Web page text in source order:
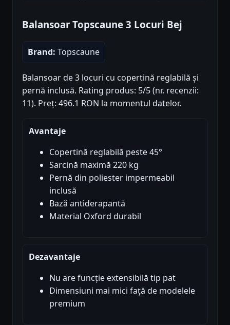
Balansoar Topscaune 3 Locuri Bej
Brand: Topscaune
Balansoar de 3 locuri cu copertină reglabilă și
pernă inclusă. Rating produs: 5/5 (nr. recenzii:
11). Preț: 496.1 RON la momentul datelor.
Avantaje
Copertină reglabilă peste 45°
Sarcină maximă 220 kg
Pernă din poliester impermeabil
inclusă
Bază antiderapantă
Material Oxford durabil
Dezavantaje
Nu are funcție extensibilă tip pat
Dimensiuni mai mici față de modelele
premium